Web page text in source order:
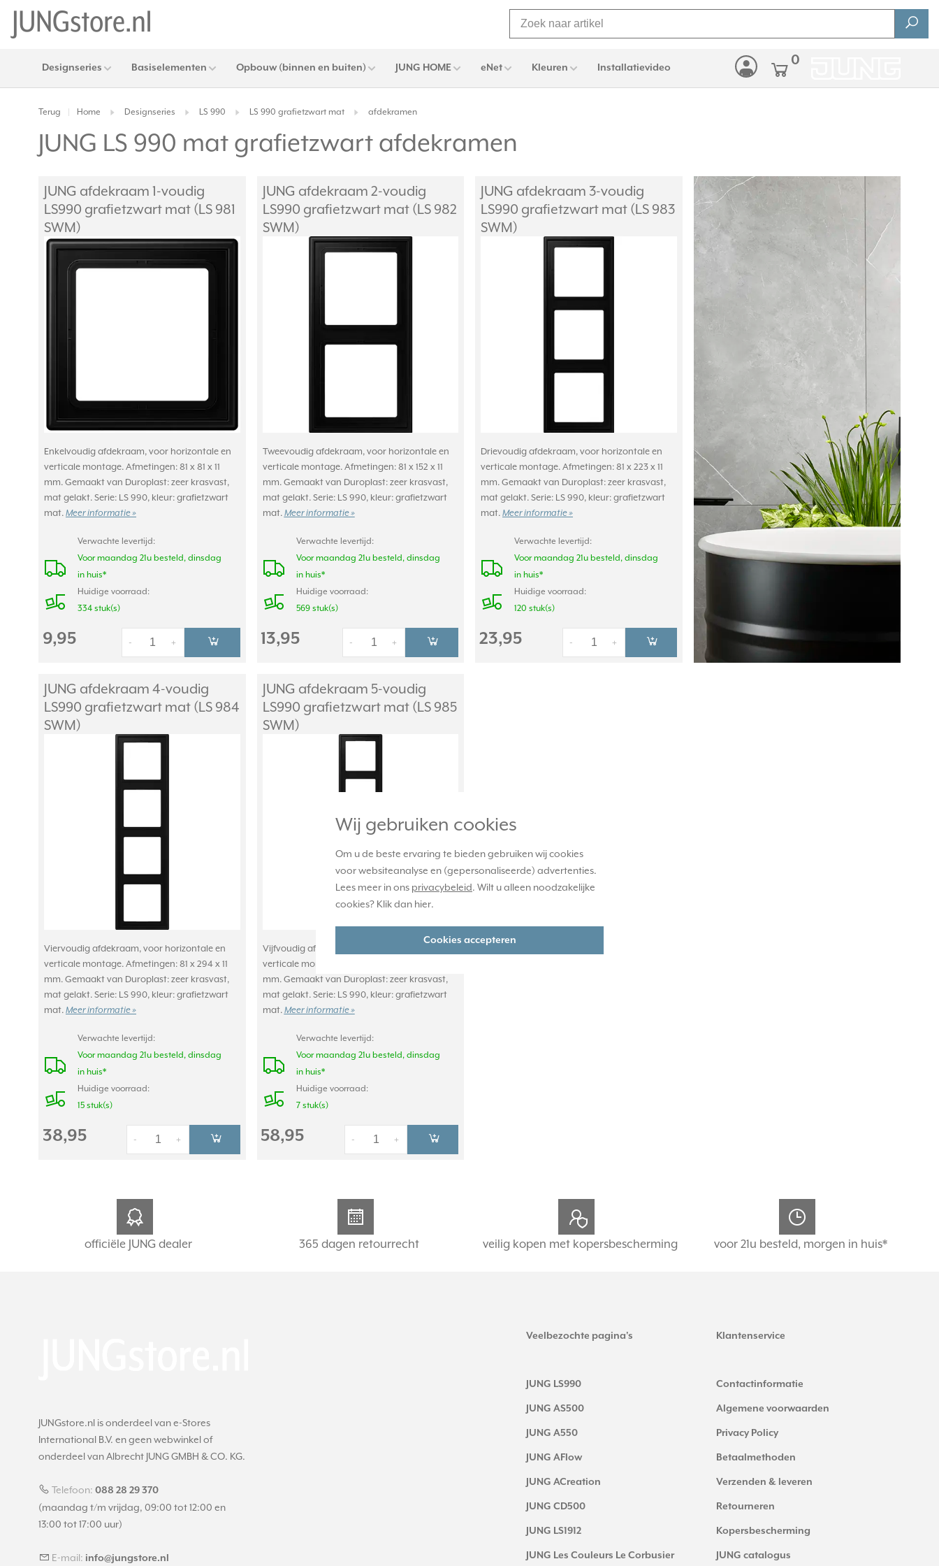
Wij gebruiken cookies
Om u de beste ervaring te bieden gebruiken wij cookies
voor websiteanalyse en (gepersonaliseerde) advertenties.
Lees meer in ons privacybeleid. Wilt u alleen noodzakelijke
cookies? Klik dan hier.
Cookies accepteren
Designseries Basiselementen Opbouw (binnen en buiten) JUNG HOME eNet Kleuren Installatievideo 0
Terug Home Designseries LS 990 LS 990 grafietzwart mat afdekramen
JUNG LS 990 mat grafietzwart afdekramen
JUNG afdekraam 1-voudig
LS990 grafietzwart mat (LS 981
SWM)
Enkelvoudig afdekraam, voor horizontale en
verticale montage. Afmetingen: 81 x 81 x 11
mm. Gemaakt van Duroplast: zeer krasvast,
mat gelakt. Serie: LS 990, kleur: grafietzwart
mat. Meer informatie »
Verwachte levertijd:
Voor maandag 21u besteld, dinsdag
in huis*
Huidige voorraad:
334 stuk(s)
9,95 +
-
JUNG afdekraam 2-voudig
LS990 grafietzwart mat (LS 982
SWM)
Tweevoudig afdekraam, voor horizontale en
verticale montage. Afmetingen: 81 x 152 x 11
mm. Gemaakt van Duroplast: zeer krasvast,
mat gelakt. Serie: LS 990, kleur: grafietzwart
mat. Meer informatie »
Verwachte levertijd:
Voor maandag 21u besteld, dinsdag
in huis*
Huidige voorraad:
569 stuk(s)
13,95 +
-
JUNG afdekraam 3-voudig
LS990 grafietzwart mat (LS 983
SWM)
Drievoudig afdekraam, voor horizontale en
verticale montage. Afmetingen: 81 x 223 x 11
mm. Gemaakt van Duroplast: zeer krasvast,
mat gelakt. Serie: LS 990, kleur: grafietzwart
mat. Meer informatie »
Verwachte levertijd:
Voor maandag 21u besteld, dinsdag
in huis*
Huidige voorraad:
120 stuk(s)
23,95 +
-
JUNG afdekraam 4-voudig
LS990 grafietzwart mat (LS 984
SWM)
Viervoudig afdekraam, voor horizontale en
verticale montage. Afmetingen: 81 x 294 x 11
mm. Gemaakt van Duroplast: zeer krasvast,
mat gelakt. Serie: LS 990, kleur: grafietzwart
mat. Meer informatie »
Verwachte levertijd:
Voor maandag 21u besteld, dinsdag
in huis*
Huidige voorraad:
15 stuk(s)
38,95 +
-
JUNG afdekraam 5-voudig
LS990 grafietzwart mat (LS 985
SWM)
Vijfvoudig afdekraam, voor horizontale en
verticale montage. Afmetingen: 81 x 365 x 11
mm. Gemaakt van Duroplast: zeer krasvast,
mat gelakt. Serie: LS 990, kleur: grafietzwart
mat. Meer informatie »
Verwachte levertijd:
Voor maandag 21u besteld, dinsdag
in huis*
Huidige voorraad:
7 stuk(s)
58,95 +
-
officiële JUNG dealer 365 dagen retourrecht veilig kopen met kopersbescherming voor 21u besteld, morgen in huis*
JUNGstore.nl is onderdeel van e-Stores
International B.V. en geen webwinkel of
onderdeel van Albrecht JUNG GMBH & CO. KG.
Telefoon: 088 28 29 370
(maandag t/m vrijdag, 09:00 tot 12:00 en
13:00 tot 17:00 uur)
E-mail: info@jungstore.nl
Veelbezochte pagina's
JUNG LS990
JUNG AS500
JUNG A550
JUNG AFlow
JUNG ACreation
JUNG CD500
JUNG LS1912
JUNG Les Couleurs Le Corbusier
Klantenservice
Contactinformatie
Algemene voorwaarden
Privacy Policy
Betaalmethoden
Verzenden & leveren
Retourneren
Kopersbescherming
JUNG catalogus